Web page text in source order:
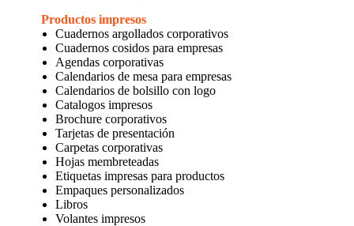
Productos impresos
Cuadernos argollados corporativos
Cuadernos cosidos para empresas
Agendas corporativas
Calendarios de mesa para empresas
Calendarios de bolsillo con logo
Catalogos impresos
Brochure corporativos
Tarjetas de presentación
Carpetas corporativas
Hojas membreteadas
Etiquetas impresas para productos
Empaques personalizados
Libros
Volantes impresos